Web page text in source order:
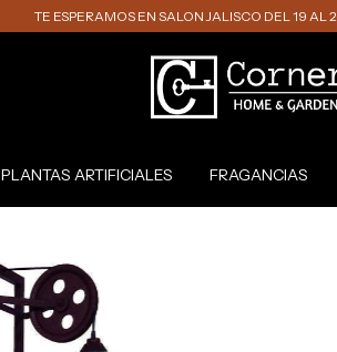
TE ESPERAMOS EN SALON JALISCO DEL 19 AL
PLANTAS ARTIFICIALES FRAGANCIAS